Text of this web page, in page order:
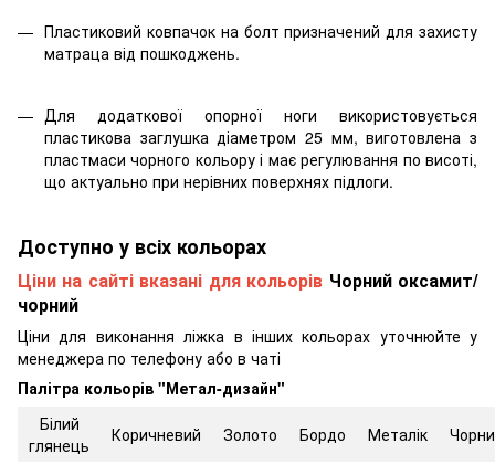
Пластиковий ковпачок на болт призначений для захисту
матраца від пошкоджень.
Для додаткової опорної ноги використовується
пластикова заглушка діаметром 25 мм, виготовлена з
пластмаси чорного кольору і має регулювання по висоті,
що актуально при нерівних поверхнях підлоги.
Доступно у всіх кольорах
Ціни на сайті вказані для кольорів Чорний оксамит/
чорний
Ціни для виконання ліжка в інших кольорах уточнюйте у
менеджера по телефону або в чаті
Палітра кольорів "Метал-дизайн"
Білий
глянець
Коричневий Золото Бордо Металік